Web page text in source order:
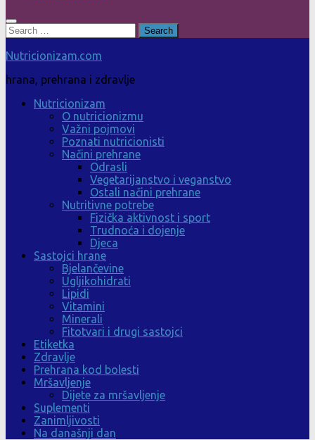
Search
for:
Nutricionizam.com
hrana, prehrana i zdravlje
Nutricionizam
O nutricionizmu
Važni pojmovi
Poznati nutricionisti
Načini prehrane
Odrasli
Vegetarijanstvo i veganstvo
Ostali načini prehrane
Nutritivne potrebe
Fizička aktivnost i sport
Trudnoća i dojenje
Djeca
Sastojci hrane
Bjelančevine
Ugljikohidrati
Lipidi
Vitamini
Minerali
Fitotvari i drugi sastojci
Etiketka
Zdravlje
Prehrana kod bolesti
Mršavljenje
Dijete za mršavljenje
Suplementi
Zanimljivosti
Na današnji dan